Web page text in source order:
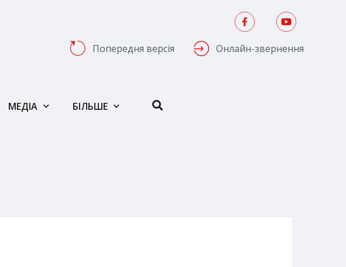
Попередня версія Онлайн-звернення
МЕДІА БІЛЬШЕ